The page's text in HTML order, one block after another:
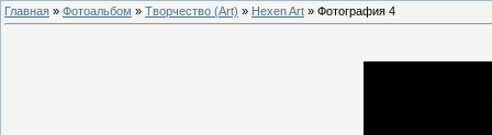
Главная » Фотоальбом » Творчество (Art) » Hexen Art » Фотография 4